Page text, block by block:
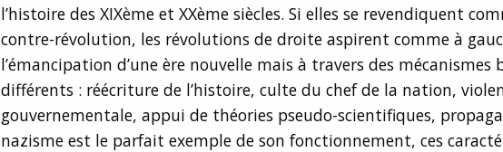
l’histoire des XIXème et XXème siècles. Si elles se revendiquent
contre-révolution, les révolutions de droite aspirent comme à
l’émancipation d’une ère nouvelle mais à travers des mécanismes
différents : réécriture de l’histoire, culte du chef de la nation,
gouvernementale, appui de théories pseudo-scientifiques,
nazisme est le parfait exemple de son fonctionnement, ces